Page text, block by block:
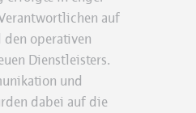
auf
operativen
Dienstleisters.
und
dabei auf die